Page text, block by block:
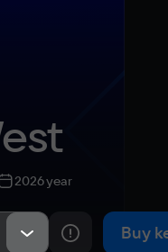
2026 year
Buy